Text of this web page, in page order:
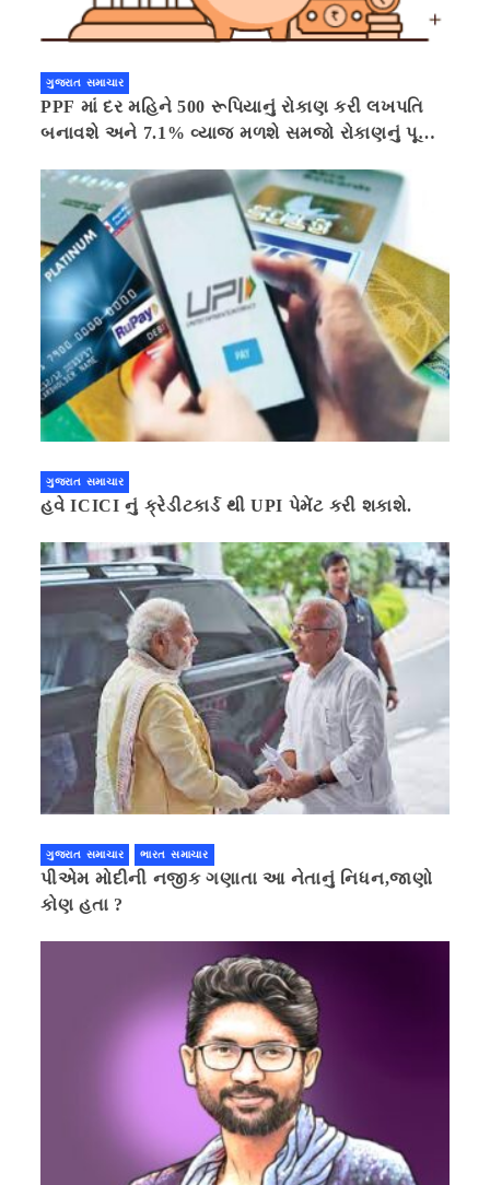
ગુજરાત સમાચાર
PPF માં દર મહિને 500 રૂપિયાનું રોકાણ કરી લખપતિ
બનાવશે અને 7.1% વ્યાજ મળશે સમજો રોકાણનું પૂરું
ગુજરાત સમાચાર
હવે ICICI નું ક્રેડીટકાર્ડ થી UPI પેમેંટ કરી શકાશે.
ગુજરાત સમાચાર ભારત સમાચાર
પીએમ મોદીની નજીક ગણાતા આ નેતાનું નિધન,જાણો
કોણ હતા ?